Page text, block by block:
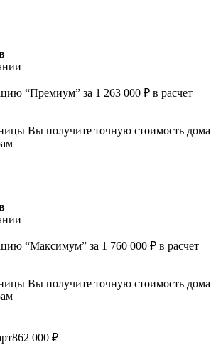
“Премиум” за 1 263 000 ₽ в расчет
Вы получите точную стоимость дома
“Максимум” за 1 760 000 ₽ в расчет
Вы получите точную стоимость дома
862 000 ₽